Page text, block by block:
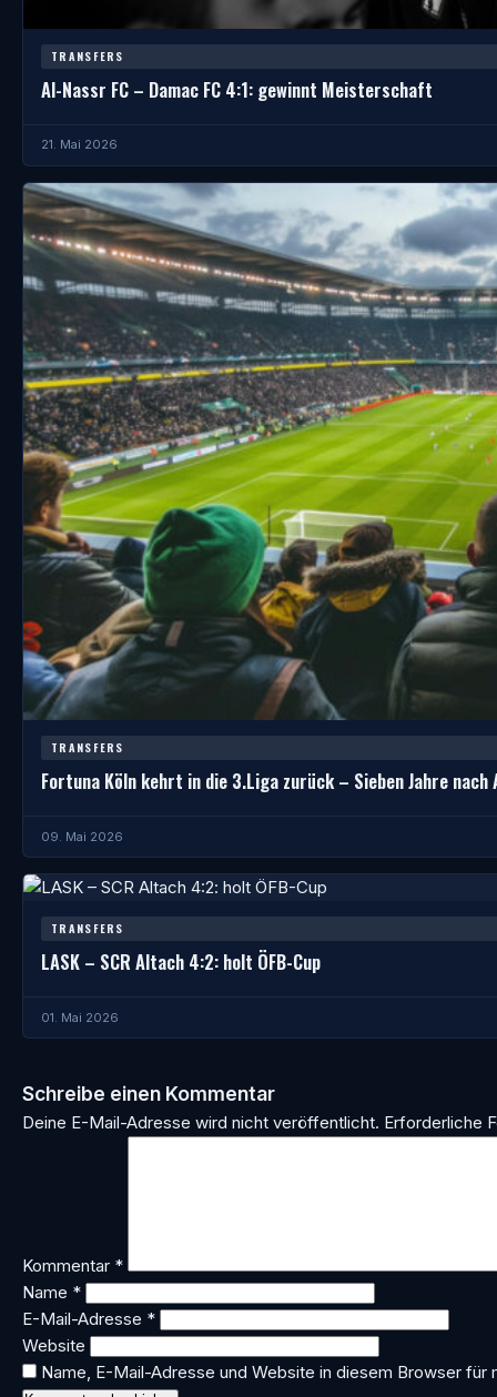
TRANSFERS
Al-Nassr FC – Damac FC 4:1: gewinnt Meisterschaft
21. Mai 2026
TRANSFERS
Fortuna Köln kehrt in die 3.Liga zurück – Sieben Jahre nach
09. Mai 2026
TRANSFERS
LASK – SCR Altach 4:2: holt ÖFB-Cup
01. Mai 2026
Schreibe einen Kommentar
Deine E-Mail-Adresse wird nicht veröffentlicht. Erforderliche
Kommentar *
Name *
E-Mail-Adresse *
Website
Name, E-Mail-Adresse und Website in diesem Browser für